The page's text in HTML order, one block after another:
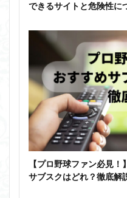
できるサイトと危険性に
【プロ野球ファン必見
サブスクはどれ？徹底解